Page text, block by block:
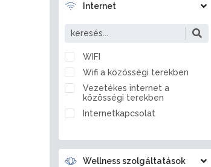
Balatonszőlős
Balf
Ballószög
Balmazújváros
Bánd
Bánk
Barcs
Internet
WIFI
Wifi a közösségi terekben
Vezetékes internet a
közösségi terekben
Internetkapcsolat
Wellness szolgáltatások